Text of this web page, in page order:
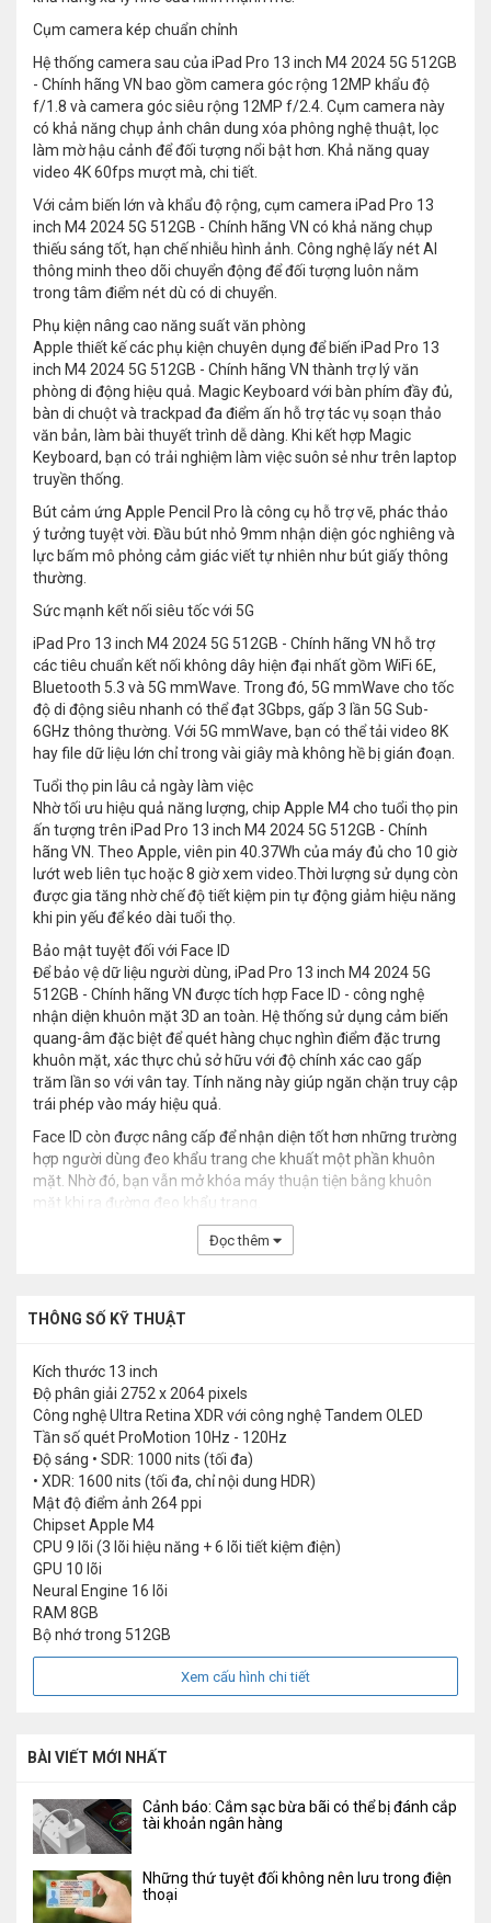
Cụm camera kép chuẩn chỉnh
Hệ thống camera sau của iPad Pro 13 inch M4 2024 5G 512GB
- Chính hãng VN bao gồm camera góc rộng 12MP khẩu độ
f/1.8 và camera góc siêu rộng 12MP f/2.4. Cụm camera này
có khả năng chụp ảnh chân dung xóa phông nghệ thuật, lọc
làm mờ hậu cảnh để đối tượng nổi bật hơn. Khả năng quay
video 4K 60fps mượt mà, chi tiết.
Với cảm biến lớn và khẩu độ rộng, cụm camera iPad Pro 13
inch M4 2024 5G 512GB - Chính hãng VN có khả năng chụp
thiếu sáng tốt, hạn chế nhiễu hình ảnh. Công nghệ lấy nét AI
thông minh theo dõi chuyển động để đối tượng luôn nằm
trong tâm điểm nét dù có di chuyển.
Phụ kiện nâng cao năng suất văn phòng
Apple thiết kế các phụ kiện chuyên dụng để biến iPad Pro 13
inch M4 2024 5G 512GB - Chính hãng VN thành trợ lý văn
phòng di động hiệu quả. Magic Keyboard với bàn phím đầy đủ,
bàn di chuột và trackpad đa điểm ấn hỗ trợ tác vụ soạn thảo
văn bản, làm bài thuyết trình dễ dàng. Khi kết hợp Magic
Keyboard, bạn có trải nghiệm làm việc suôn sẻ như trên laptop
truyền thống.
Bút cảm ứng Apple Pencil Pro là công cụ hỗ trợ vẽ, phác thảo
ý tưởng tuyệt vời. Đầu bút nhỏ 9mm nhận diện góc nghiêng và
lực bấm mô phỏng cảm giác viết tự nhiên như bút giấy thông
thường.
Sức mạnh kết nối siêu tốc với 5G
iPad Pro 13 inch M4 2024 5G 512GB - Chính hãng VN hỗ trợ
các tiêu chuẩn kết nối không dây hiện đại nhất gồm WiFi 6E,
Bluetooth 5.3 và 5G mmWave. Trong đó, 5G mmWave cho tốc
độ di động siêu nhanh có thể đạt 3Gbps, gấp 3 lần 5G Sub-
6GHz thông thường. Với 5G mmWave, bạn có thể tải video 8K
hay file dữ liệu lớn chỉ trong vài giây mà không hề bị gián đoạn.
Tuổi thọ pin lâu cả ngày làm việc
Nhờ tối ưu hiệu quả năng lượng, chip Apple M4 cho tuổi thọ pin
ấn tượng trên iPad Pro 13 inch M4 2024 5G 512GB - Chính
hãng VN. Theo Apple, viên pin 40.37Wh của máy đủ cho 10 giờ
lướt web liên tục hoặc 8 giờ xem video.Thời lượng sử dụng còn
được gia tăng nhờ chế độ tiết kiệm pin tự động giảm hiệu năng
khi pin yếu để kéo dài tuổi thọ.
Bảo mật tuyệt đối với Face ID
Để bảo vệ dữ liệu người dùng, iPad Pro 13 inch M4 2024 5G
512GB - Chính hãng VN được tích hợp Face ID - công nghệ
nhận diện khuôn mặt 3D an toàn. Hệ thống sử dụng cảm biến
quang-âm đặc biệt để quét hàng chục nghìn điểm đặc trưng
khuôn mặt, xác thực chủ sở hữu với độ chính xác cao gấp
trăm lần so với vân tay. Tính năng này giúp ngăn chặn truy cập
trái phép vào máy hiệu quả.
Face ID còn được nâng cấp để nhận diện tốt hơn những trường
hợp người dùng đeo khẩu trang che khuất một phần khuôn
mặt. Nhờ đó, bạn vẫn mở khóa máy thuận tiện bằng khuôn
mặt khi ra đường đeo khẩu trang.
Đọc thêm
THÔNG SỐ KỸ THUẬT
Kích thước 13 inch
Độ phân giải 2752 x 2064 pixels
Công nghệUltra Retina XDR với công nghệ Tandem OLED
Tần số quét ProMotion 10Hz - 120Hz
Độ sáng • SDR: 1000 nits (tối đa)
• XDR: 1600 nits (tối đa, chỉ nội dung HDR)
Mật độ điểm ảnh 264 ppi
ChipsetApple M4
CPU 9 lõi (3 lõi hiệu năng + 6 lõi tiết kiệm điện)
GPU 10 lõi
Neural Engine 16 lõi
RAM 8GB
Bộ nhớ trong 512GB
Xem cấu hình chi tiết
BÀI VIẾT MỚI NHẤT
Cảnh báo: Cắm sạc bừa bãi có thể bị đánh cắp
tài khoản ngân hàng
Những thứ tuyệt đối không nên lưu trong điện
thoại